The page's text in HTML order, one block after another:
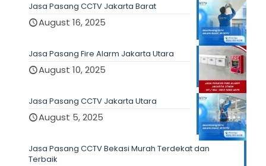
Jasa Pasang CCTV Jakarta Barat
August 16, 2025
Jasa Pasang Fire Alarm Jakarta Utara
August 10, 2025
Jasa Pasang CCTV Jakarta Utara
August 5, 2025
Jasa Pasang CCTV Bekasi Murah Terdekat dan
Terbaik